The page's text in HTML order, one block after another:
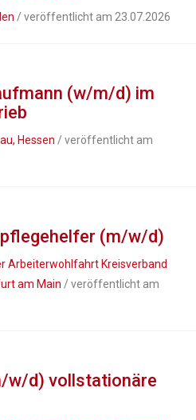
/ veröffentlicht am 23.07.2026
(w/m/d) im
Hessen / veröffentlicht am
(m/w/d)
Arbeiterwohlfahrt Kreisverband
am Main / veröffentlicht am
w/d) vollstationäre